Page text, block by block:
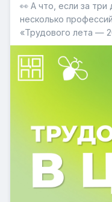
👀 А что, если за три
несколько профессий? Ещё одна насыщенная
«Трудового лета —
Что же успели
Смотрим в карточках 👉
#ЦОПП74